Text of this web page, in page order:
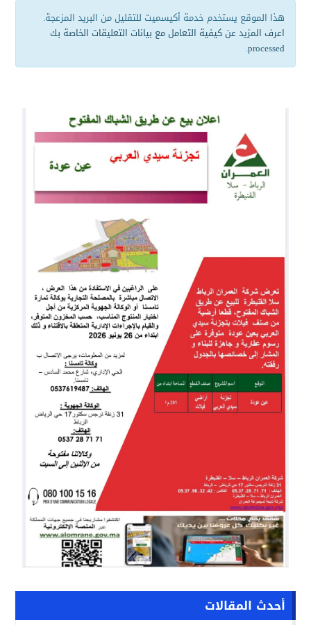
هذا الموقع يستخدم خدمة أكيسميت للتقليل من البريد المزعجة.
اعرف المزيد عن كيفية التعامل مع بيانات التعليقات الخاصة بك
processed
.
أحدث المقالات